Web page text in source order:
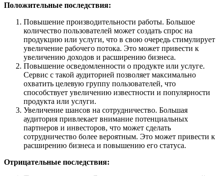
Положительные последствия:
Повышение производительности работы. Большое
количество пользователей может создать спрос на
продукцию или услуги, что в свою очередь стимулирует
увеличение рабочего потока. Это может привести к
увеличению доходов и расширению бизнеса.
Повышение осведомленности о продукте или услуге.
Сервис с такой аудиторией позволяет максимально
охватить целевую группу пользователей, что
способствует увеличению известности и популярности
продукта или услуги.
Увеличение шансов на сотрудничество. Большая
аудитория привлекает внимание потенциальных
партнеров и инвесторов, что может сделать
сотрудничество более вероятным. Это может привести к
расширению бизнеса и повышению его статуса.
Отрицательные последствия: